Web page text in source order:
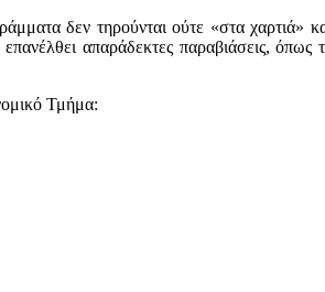
δεν τηρούνται ούτε «στα χαρτιά»
επανέλθει απαράδεκτες παραβιάσεις,
Τμήμα: